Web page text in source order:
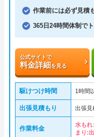
作業前には必ず見積
365日24時間体制で
公式サイトで
料金詳細を見る
駆けつけ時間 1時間
出張見積もり 出張見
作業料金
水も
まり: